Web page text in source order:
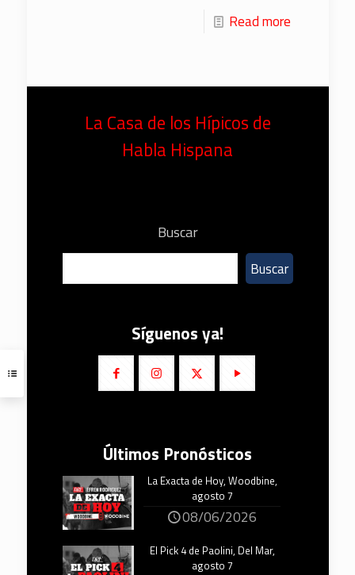
Read more
La Casa de los Hípicos de
Habla Hispana
Buscar
Buscar
Síguenos ya!
Últimos Pronósticos
La Exacta de Hoy, Woodbine,
agosto 7
08/06/2026
El Pick 4 de Paolini, Del Mar,
agosto 7